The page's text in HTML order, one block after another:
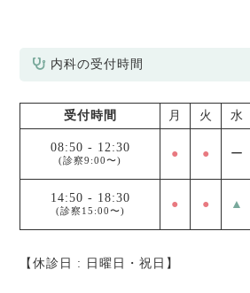
内科の受付時間
受付時間 月 火 水
08:50 - 12:30
(診察9:00〜) ● ● ー
14:50 - 18:30
(診察15:00〜) ● ● ▲
【休診日 : 日曜日・祝日】